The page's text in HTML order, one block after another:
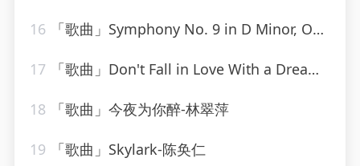
16 「歌曲」Symphony No. 9 in D Minor, Op. 125 Choral II. Molto vivace
17 「歌曲」Don't Fall in Love With a Dreamer-Countdown Chartbusters
18 「歌曲」今夜为你醉-林翠萍
19 「歌曲」Skylark-陈奂仁